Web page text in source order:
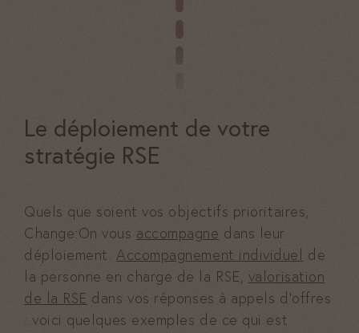
Le déploiement de votre
stratégie RSE
Quels que soient vos objectifs prioritaires,
Change:On vous accompagne dans leur
déploiement.Accompagnement individuel de
la personne en charge de la RSE, valorisation
de la RSE dans vos réponses à appels d’offres
: voici quelques exemples de ce qui est
nous aident à
améliorer
votre
expérience
et à mieux
comprendre
vos usages.